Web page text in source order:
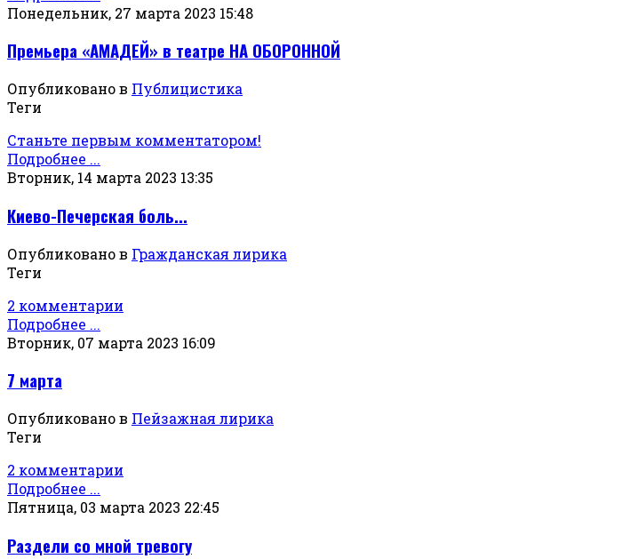
Понедельник, 27 марта 2023 15:48
Премьера «АМАДЕЙ» в театре НА ОБОРОННОЙ
Опубликовано в Публицистика
Теги
Станьте первым комментатором!
Подробнее ...
Вторник, 14 марта 2023 13:35
Киево-Печерская боль...
Опубликовано в Гражданская лирика
Теги
2 комментарии
Подробнее ...
Вторник, 07 марта 2023 16:09
7 марта
Опубликовано в Пейзажная лирика
Теги
2 комментарии
Подробнее ...
Пятница, 03 марта 2023 22:45
Раздели со мной тревогу